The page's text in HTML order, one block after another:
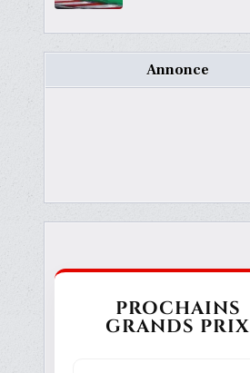
Annonce
PROCHAINS
GRANDS PRIX